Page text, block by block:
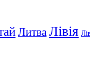
ЛитваЛівія